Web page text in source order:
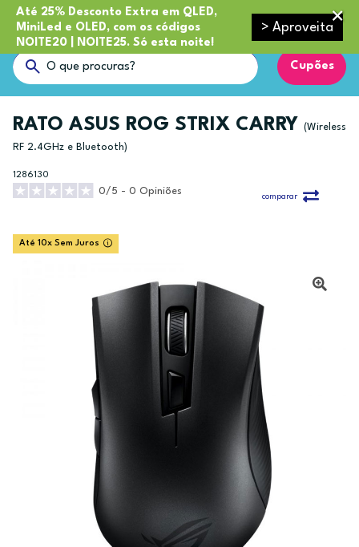
Até 25% Desconto Extra em QLED,
MiniLed e OLED, com os códigos
NOITE20 | NOITE25. Só esta noite!
> Aproveita
Cupões
RATO ASUS ROG STRIX CARRY
(Wireless
RF 2.4GHz e Bluetooth)
1286130
0/5 - 0 Opiniões
comparar
Até 10x Sem Juros